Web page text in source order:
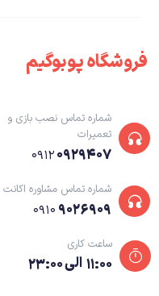
The Last of Us
مشخصات کلی بازی The Last of Us
سازنده
فروشگاه پوبوگیم
شماره تماس نصب بازی و
تعمیرات
۰۹۱۲۰۹۲۹۴۰۷
شماره تماس مشاوره اکانت
۰۹۱۰ ۹۰۲۶۹۰۹
ساعت کاری
۱۱:۰۰ الی ۲۳:۰۰